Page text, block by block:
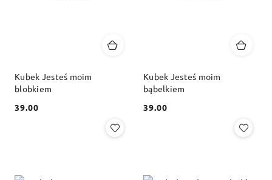
Kubek Jesteś moim
blobkiem
Cena:
39.00
Kubek Jesteś moim
bąbelkiem
Cena:
39.00